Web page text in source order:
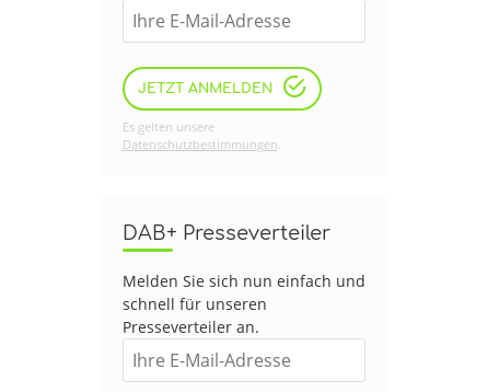
JETZT ANMELDEN
Es gelten unsere
Datenschutzbestimmungen
DAB+ Presseverteiler
Melden Sie sich nun einfach und
schnell für unseren
Presseverteiler an.